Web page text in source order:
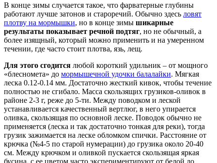
В конце зимы случается такое, что фарватерные глубины
работают лучше затонов и староречий. Обычно здесь ловят
плотву на мормышки, но в конце зимы шикарные
результаты показывает речной подтяг, но не обычный, а
более изящный, который можно применить и на умеренном
течении, где часто стоит плотва, язь, лещ.
Для этого сгодится любой короткий удильник – от мощного
«блесномета» до мормышечной удочки балалайки. Мягкая
леска 0.12-0.14 мм. Достаточно жесткий кивок, чтобы течение
полностью не сгибало. Масса скользящих грузиков-оливок в
районе 2-3 г, реже до 5-ти. Между поводком и леской
устанавливается качественный вертлюг, в него упирается
оливка, скользящая по основной леске. Поводок обычно не
применяется (леска и так достаточно тонкая для реки), тогда
грузик зажимается на леске обломком спички. Расстояние от
крючка (№4-5 по старой нумерации) до грузика около 20-40
см. Между крючком и оливкой пускается скользящая яркая
бусина, с ее цветом часто экспериментируют от белой до